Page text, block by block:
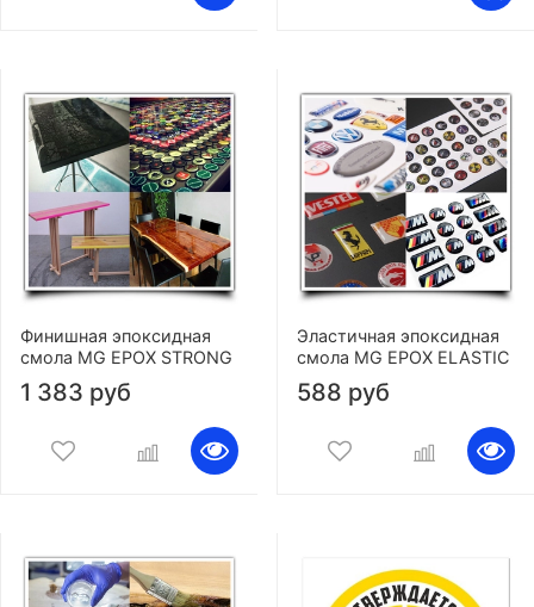
Финишная эпоксидная
смола MG EPOX STRONG
1 383 руб
Эластичная эпоксидная
смола MG EPOX ELASTIC
588 руб